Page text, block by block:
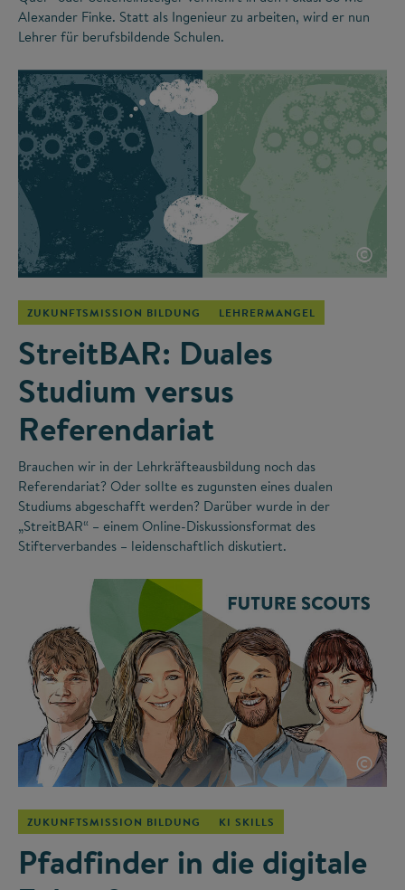
Alexander Finke. Statt als Ingenieur zu arbeiten, wird er nun
Lehrer für berufsbildende Schulen.
©
ZUKUNFTSMISSION BILDUNG LEHRERMANGEL
StreitBAR: Duales
Studium versus
Referendariat
Brauchen wir in der Lehrkräfteausbildung noch das
Referendariat? Oder sollte es zugunsten eines dualen
Studiums abgeschafft werden? Darüber wurde in der
„StreitBAR“ – einem Online-Diskussionsformat des
Stifterverbandes – leidenschaftlich diskutiert.
©
ZUKUNFTSMISSION BILDUNG KI SKILLS
Pfadfinder in die digitale